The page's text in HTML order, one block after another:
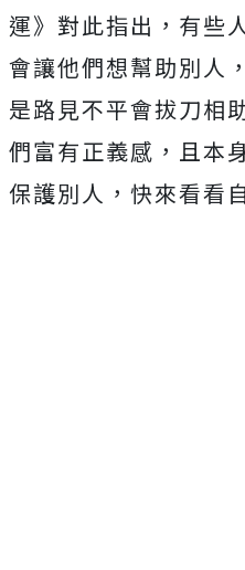
運》對此指出，有些
會讓他們想幫助別人
是路見不平會拔刀相
們富有正義感，且本
保護別人，快來看看